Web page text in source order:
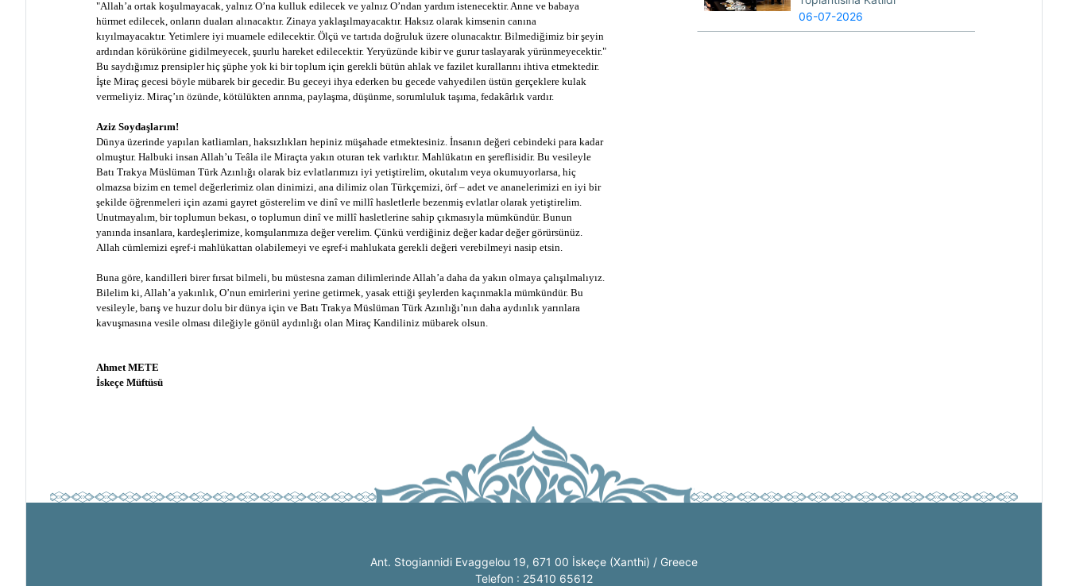
"Allah’a ortak koşulmayacak, yalnız O’na kulluk edilecek ve yalnız O’ndan yardım istenecektir. Anne ve babaya
hürmet edilecek, onların duaları alınacaktır. Zinaya yaklaşılmayacaktır. Haksız olarak kimsenin canına
kıyılmayacaktır. Yetimlere iyi muamele edilecektir. Ölçü ve tartıda doğruluk üzere olunacaktır. Bilmediğimiz bir şeyin
ardından körükörüne gidilmeyecek, şuurlu hareket edilecektir. Yeryüzünde kibir ve gurur taslayarak yürünmeyecektir."
Bu saydığımız prensipler hiç şüphe yok ki bir toplum için gerekli bütün ahlak ve fazilet kurallarını ihtiva etmektedir.
İşte Miraç gecesi böyle mübarek bir gecedir. Bu geceyi ihya ederken bu gecede vahyedilen üstün gerçeklere kulak
vermeliyiz. Miraç’ın özünde, kötülükten arınma, paylaşma, düşünme, sorumluluk taşıma, fedakârlık vardır.
Aziz Soydaşlarım!
Dünya üzerinde yapılan katliamları, haksızlıkları hepiniz müşahade etmektesiniz. İnsanın değeri cebindeki para kadar
olmuştur. Halbuki insan Allah’u Teâla ile Miraçta yakın oturan tek varlıktır. Mahlükatın en şereflisidir. Bu vesileyle
Batı Trakya Müslüman Türk Azınlığı olarak biz evlatlarımızı iyi yetiştirelim, okutalım veya okumuyorlarsa, hiç
olmazsa bizim en temel değerlerimiz olan dinimizi, ana dilimiz olan Türkçemizi, örf – adet ve ananelerimizi en iyi bir
şekilde öğrenmeleri için azami gayret gösterelim ve dinî ve millî hasletlerle bezenmiş evlatlar olarak yetiştirelim.
Unutmayalım, bir toplumun bekası, o toplumun dinî ve millî hasletlerine sahip çıkmasıyla mümkündür. Bunun
yanında insanlara, kardeşlerimize, komşularımıza değer verelim. Çünkü verdiğiniz değer kadar değer görürsünüz.
Allah cümlemizi eşref-i mahlükattan olabilemeyi ve eşref-i mahlukata gerekli değeri verebilmeyi nasip etsin.
Buna göre, kandilleri birer fırsat bilmeli, bu müstesna zaman dilimlerinde Allah’a daha da yakın olmaya çalışılmalıyız.
Bilelim ki, Allah’a yakınlık, O’nun emirlerini yerine getirmek, yasak ettiği şeylerden kaçınmakla mümkündür. Bu
vesileyle, barış ve huzur dolu bir dünya için ve Batı Trakya Müslüman Türk Azınlığı’nın daha aydınlık yarınlara
kavuşmasına vesile olması dileğiyle gönül aydınlığı olan Miraç Kandiliniz mübarek olsun.
Ahmet METE
İskeçe Müftüsü
06-07-2026
Ant. Stogiannidi Evaggelou 19, 671 00 İskeçe (Xanthi) / Greece
Telefon : 25410 65612